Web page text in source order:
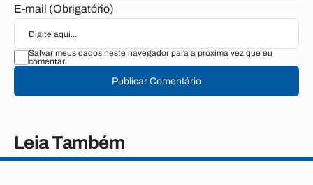
E-mail (Obrigatório)
Salvar meus dados neste navegador para a próxima vez que eu
comentar.
Publicar Comentário
Leia Também